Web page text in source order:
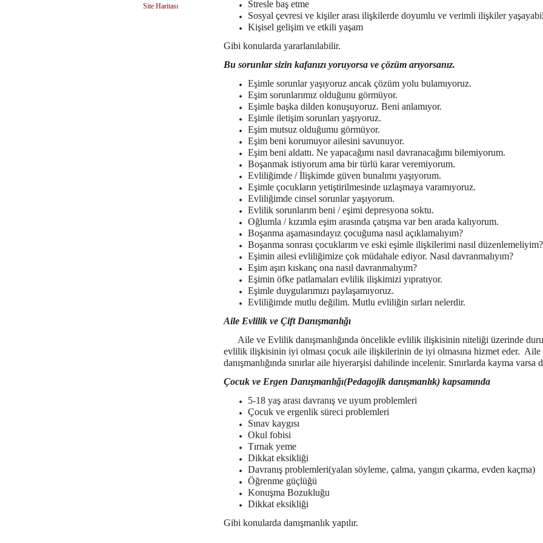
Site Haritası
Stresle baş etme
Sosyal çevresi ve kişiler arası ilişkilerde doyumlu ve verimli ilişkiler
Kişisel gelişim ve etkili yaşam
Gibi konularda yararlanılabilir.
Bu sorunlar sizin kafanızı yoruyorsa ve çözüm arıyorsanız.
Eşimle sorunlar yaşıyoruz ancak çözüm yolu bulamıyoruz.
Eşim sorunlarımız olduğunu görmüyor.
Eşimle başka dilden konuşuyoruz. Beni anlamıyor.
Eşimle iletişim sorunları yaşıyoruz.
Eşim mutsuz olduğumu görmüyor.
Eşim beni korumuyor ailesini savunuyor.
Eşim beni aldattı. Ne yapacağımı nasıl davranacağımı bilemiyorum.
Boşanmak istiyorum ama bir türlü karar veremiyorum.
Evliliğimde / İlişkimde güven bunalımı yaşıyorum.
Eşimle çocukların yetiştirilmesinde uzlaşmaya varamıyoruz.
Evliliğimde cinsel sorunlar yaşıyorum.
Evlilik sorunlarım beni / eşimi depresyona soktu.
Oğlumla / kızımla eşim arasında çatışma var ben arada kalıyorum.
Boşanma aşamasındayız çocuğuma nasıl açıklamalıyım?
Boşanma sonrası çocuklarım ve eski eşimle ilişkilerimi nasıl düzenlemeliyim?
Eşimin ailesi evliliğimize çok müdahale ediyor. Nasıl davranmalıyım?
Eşim aşırı kıskanç ona nasıl davranmalıyım?
Eşimin öfke patlamaları evlilik ilişkimizi yıpratıyor.
Eşimle duygularımızı paylaşamıyoruz.
Evliliğimde mutlu değilim. Mutlu evliliğin sırları nelerdir.
Aile Evlilik ve Çift Danışmanlığı
Aile ve Evlilik danışmanlığında öncelikle evlilik ilişkisinin niteliği üzerinde
evlilik ilişkisinin iyi olması çocuk aile ilişkilerinin de iyi olmasına hizmet eder.
danışmanlığında sınırlar aile hiyerarşisi dahilinde incelenir. Sınırlarda kayma varsa
Çocuk ve Ergen Danışmanlığı(Pedagojik danışmanlık) kapsamında
5-18 yaş arası davranış ve uyum problemleri
Çocuk ve ergenlik süreci problemleri
Sınav kaygısı
Okul fobisi
Tırnak yeme
Dikkat eksikliği
Davranış problemleri(yalan söyleme, çalma, yangın çıkarma, evden kaçma)
Öğrenme güçlüğü
Konuşma Bozukluğu
Dikkat eksikliği
Gibi konularda danışmanlık yapılır.